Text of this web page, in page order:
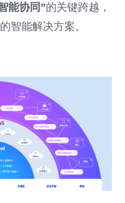
能协同”的关键跨越，
智能解决方案。